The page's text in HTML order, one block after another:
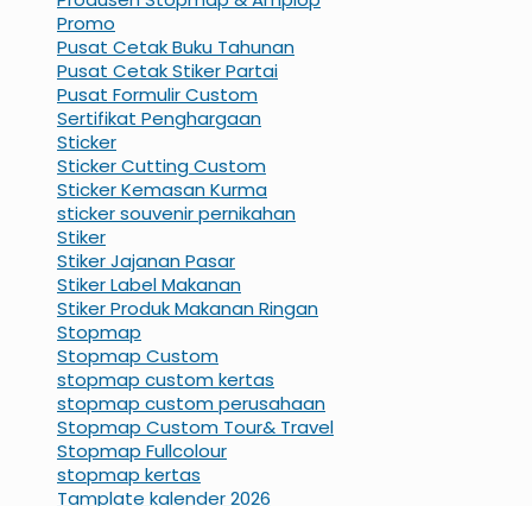
Promo
Pusat Cetak Buku Tahunan
Pusat Cetak Stiker Partai
Pusat Formulir Custom
Sertifikat Penghargaan
Sticker
Sticker Cutting Custom
Sticker Kemasan Kurma
sticker souvenir pernikahan
Stiker
Stiker Jajanan Pasar
Stiker Label Makanan
Stiker Produk Makanan Ringan
Stopmap
Stopmap Custom
stopmap custom kertas
stopmap custom perusahaan
Stopmap Custom Tour& Travel
Stopmap Fullcolour
stopmap kertas
Tamplate kalender 2026